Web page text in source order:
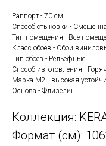
Раппорт - 70 см
Способ стыковки -
Тип помещения - Все
Класс обоев - Обои
Тип обоев - Рельефные
Способ изготовления -
Марка М2 - высокая
Основа - Флизелин
Коллекция:
Формат (см):